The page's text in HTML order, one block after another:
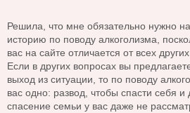
Решила, что мне обязательно нужно
историю по поводу алкоголизма,
вас на сайте отличается от всех
Если в других вопросах вы
выход из ситуации, то по поводу
вас одно: развод, чтобы спасти себя и
спасение семьи у вас даже не